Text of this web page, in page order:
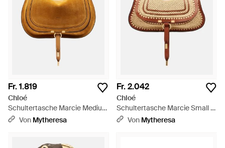
Fr. 1.819
Chloé
Schultertasche Marcie Medium
Aus Veloursleder - Braun
Von Mytheresa
Fr. 2.042
Chloé
Schultertasche Marcie Small -
Braun
Von Mytheresa